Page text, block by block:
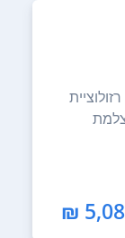
רזולוציית